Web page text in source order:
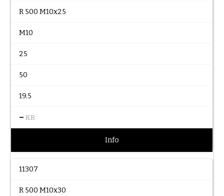
R 500 M10x25
M10
25
50
19.5
– KR
Info
11307
R 500 M10x30